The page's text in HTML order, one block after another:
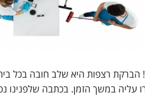
רצפות היא שלב חובה בכל
במשך הזמן. בכתבה שלפנינו